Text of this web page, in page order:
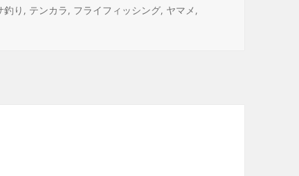
釣り , テンカラ, フライフィッシング, ヤマメ ,
祝）：南秋川 に